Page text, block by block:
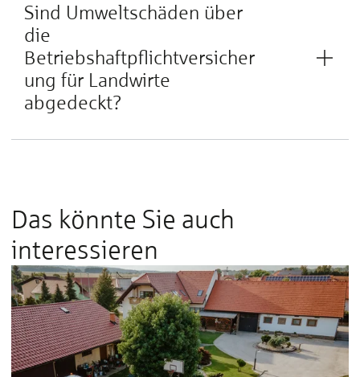
Sind Umweltschäden über
die
Betriebshaftpflichtversicher
ung für Landwirte
abgedeckt?
Das könnte Sie auch
interessieren